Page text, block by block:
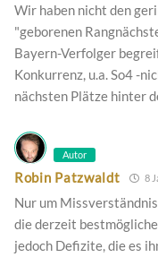
Wir haben nicht den
"geborenen
Bayern-Verfolger
Konkurrenz, u.a. So4 -
nächsten Plätze hinter
Autor
Robin Patzwaldt 8
Nur um
die derzeit
jedoch Defizite, die es